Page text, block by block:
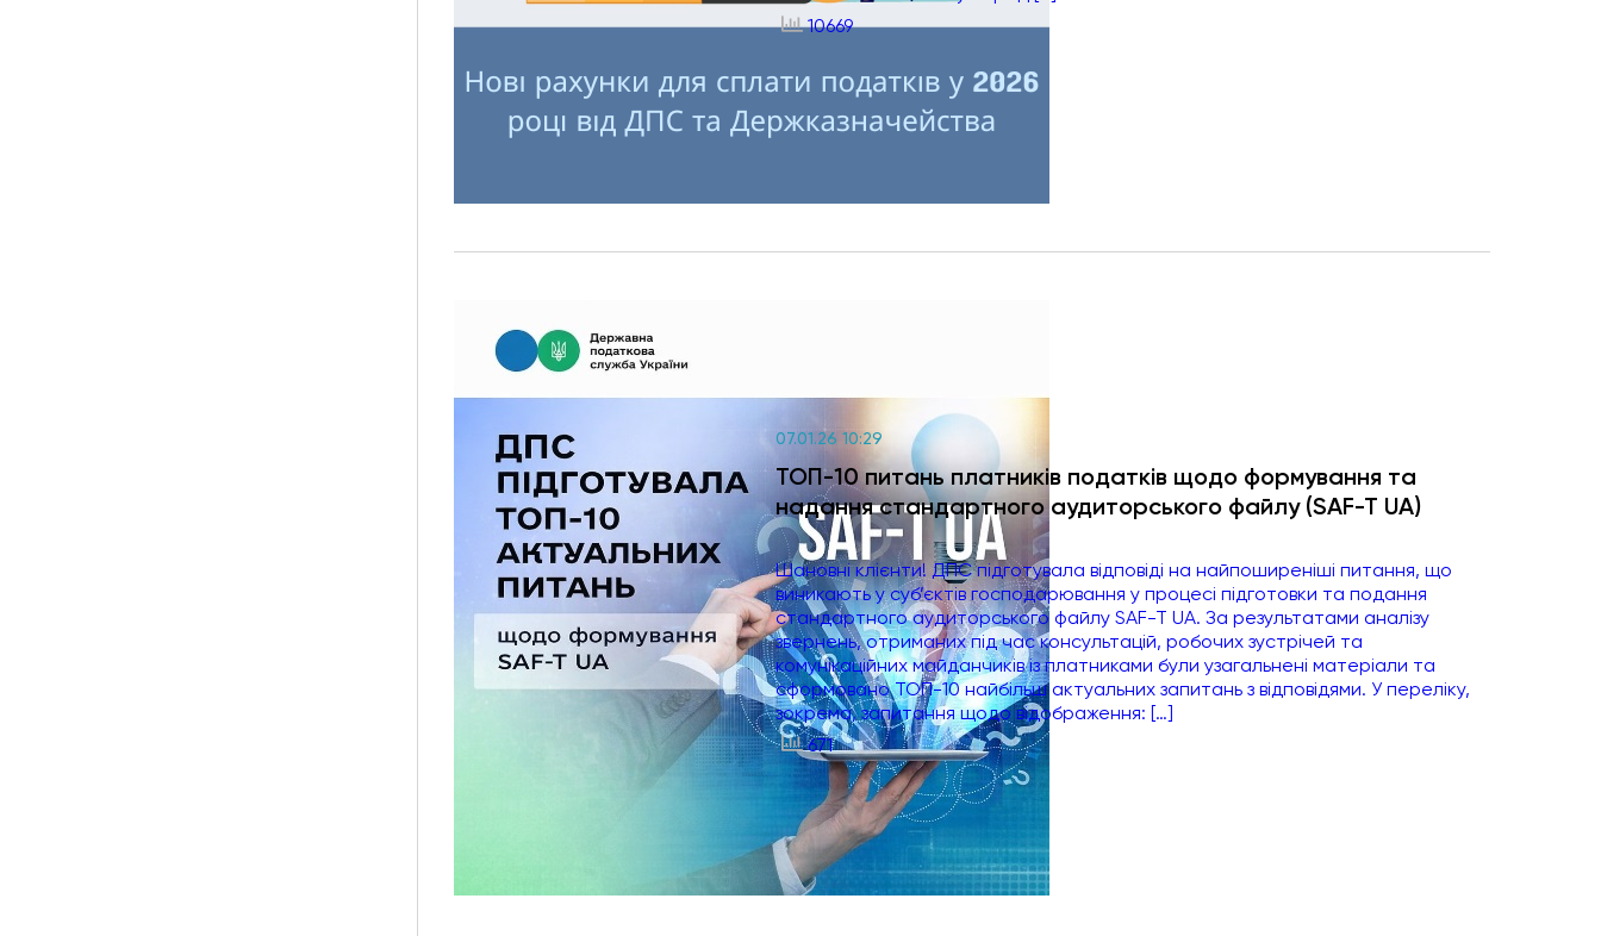
10669
07.01.26 10:29
ТОП-10 питань платників податків щодо формування та
надання стандартного аудиторського файлу (SAF-T UA)
Шановні клієнти! ДПС підготувала відповіді на найпоширеніші питання, що
виникають у суб’єктів господарювання у процесі підготовки та подання
стандартного аудиторського файлу SAF-T UA. За результатами аналізу
звернень, отриманих під час консультацій, робочих зустрічей та
комунікаційних майданчиків із платниками були узагальнені матеріали та
сформовано ТОП-10 найбільш актуальних запитань з відповідями. У переліку,
зокрема, запитання щодо відображення: […]
671